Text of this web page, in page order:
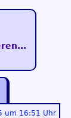
um 16:51 Uhr